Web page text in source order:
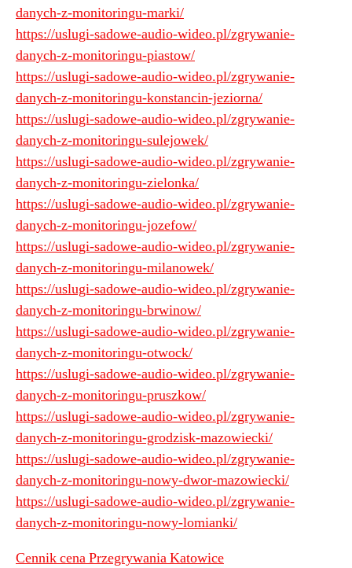
danych-z-monitoringu-marki/
https://uslugi-sadowe-audio-wideo.pl/zgrywanie-
danych-z-monitoringu-piastow/
https://uslugi-sadowe-audio-wideo.pl/zgrywanie-
danych-z-monitoringu-konstancin-jeziorna/
https://uslugi-sadowe-audio-wideo.pl/zgrywanie-
danych-z-monitoringu-sulejowek/
https://uslugi-sadowe-audio-wideo.pl/zgrywanie-
danych-z-monitoringu-zielonka/
https://uslugi-sadowe-audio-wideo.pl/zgrywanie-
danych-z-monitoringu-jozefow/
https://uslugi-sadowe-audio-wideo.pl/zgrywanie-
danych-z-monitoringu-milanowek/
https://uslugi-sadowe-audio-wideo.pl/zgrywanie-
danych-z-monitoringu-brwinow/
https://uslugi-sadowe-audio-wideo.pl/zgrywanie-
danych-z-monitoringu-otwock/
https://uslugi-sadowe-audio-wideo.pl/zgrywanie-
danych-z-monitoringu-pruszkow/
https://uslugi-sadowe-audio-wideo.pl/zgrywanie-
danych-z-monitoringu-grodzisk-mazowiecki/
https://uslugi-sadowe-audio-wideo.pl/zgrywanie-
danych-z-monitoringu-nowy-dwor-mazowiecki/
https://uslugi-sadowe-audio-wideo.pl/zgrywanie-
danych-z-monitoringu-nowy-lomianki/
Cennik cena Przegrywania Katowice